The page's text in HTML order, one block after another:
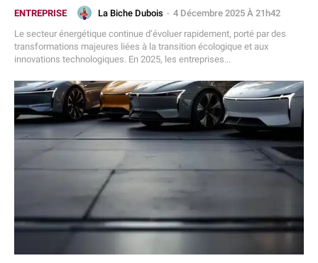
ENTREPRISE La Biche Dubois - 4 Décembre 2025 À 21h42
Le secteur énergétique continue d’évoluer rapidement, porté par des
transformations majeures liées à la transition écologique et aux
innovations technologiques. En 2025, les entreprises...